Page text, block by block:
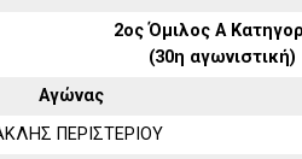
2ος Όμιλος Α
(30η αγωνιστική)
Αγώνας
ΠΕΡΙΣΤΕΡΙΟΥ